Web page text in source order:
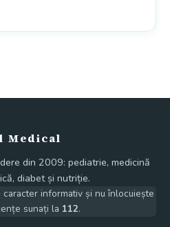
Medical
din 2009: pediatrie, medicină
diabet și nutriție.
informativ și nu înlocuiește
sunați la 112.